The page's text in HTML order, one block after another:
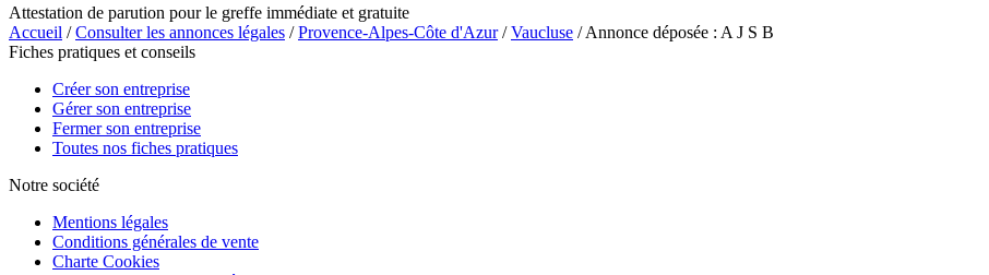
Attestation de parution pour le greffe immédiate et gratuite
Accueil /Consulter les annonces légales /Provence-Alpes-Côte d'Azur/Vaucluse / Annonce déposée : A J S B
Fiches pratiques et conseils
Créer son entreprise
Gérer son entreprise
Fermer son entreprise
Toutes nos fiches pratiques
Notre société
Mentions légales
Conditions générales de vente
Charte Cookies